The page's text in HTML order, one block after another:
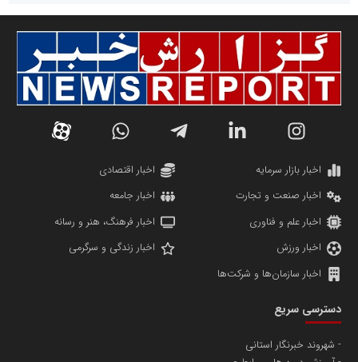
دانشگاه سئوی ایران
سازمان صنعت،معدن و تجارت
تامین آهن اسفنجی تولیدکنندگان فولاد در کشور
مریم حاج نوروز نظری
اخبار بازار سرمایه
اخبار اقتصادی
اخبار صنعت و تجارت
اخبار جامعه
اخبار علم و فناوری
اخبار فرهنگ، هنر و رسانه
اخبار ورزش
اخبار زندگی و سرگرمی
اخبار سازمان‌ها و شرکت‌ها
دسترسی سریع
شهروند خبرنگار استانی